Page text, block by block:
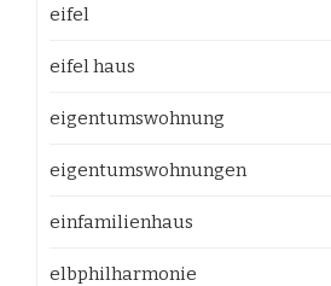
eifel
eifel haus
eigentumswohnung
eigentumswohnungen
einfamilienhaus
elbphilharmonie